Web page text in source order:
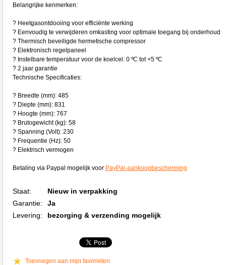
Belangrijke kenmerken:
? Heetgasontdooiing voor efficiënte werking
? Eenvoudig te verwijderen omkasting voor optimale toegang bij onderhoud
? Thermisch beveiligde hermetische compressor
? Elektronisch regelpaneel
? Instelbare temperatuur voor de koelcel: 0 ºC tot +5 ºC
? 2 jaar garantie
Technische Specificaties:
? Breedte (mm): 485
? Diepte (mm): 831
? Hoogte (mm): 767
? Brutogewicht (kg): 58
? Spanning (Volt): 230
? Frequentie (Hz): 50
? Elektrisch vermogen
Betaling via Paypal mogelijk voor PayPal-aankoopbescherming
Staat:
Nieuw in verpakking
Garantie:
Ja
Levering:
bezorging & verzending mogelijk
Toevoegen aan mijn favorieten